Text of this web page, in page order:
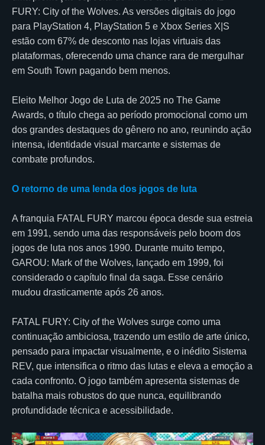
FURY: City of the Wolves. As versões digitais do jogo
para PlayStation 4, PlayStation 5 e Xbox Series X|S
estão com 67% de desconto nas lojas virtuais das
plataformas, oferecendo uma chance rara de mergulhar
em South Town pagando bem menos.
Eleito Melhor Jogo de Luta de 2025 no The Game
Awards, o título chega ao período promocional como um
dos grandes destaques do gênero no ano, reunindo ação
intensa, identidade visual marcante e sistemas de
combate profundos.
O retorno de uma lenda dos jogos de luta
A franquia FATAL FURY marcou época desde sua estreia
em 1991, sendo uma das responsáveis pelo boom dos
jogos de luta nos anos 1990. Durante muito tempo,
GAROU: Mark of the Wolves, lançado em 1999, foi
considerado o capítulo final da saga. Esse cenário
mudou drasticamente após 26 anos.
FATAL FURY: City of the Wolves surge como uma
continuação ambiciosa, trazendo um estilo de arte único,
pensado para impactar visualmente, e o inédito Sistema
REV, que intensifica o ritmo das lutas e eleva a emoção a
cada confronto. O jogo também apresenta sistemas de
batalha mais robustos do que nunca, equilibrando
profundidade técnica e acessibilidade.